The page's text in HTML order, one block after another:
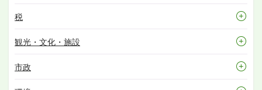
税
観光・文化・施設
市政